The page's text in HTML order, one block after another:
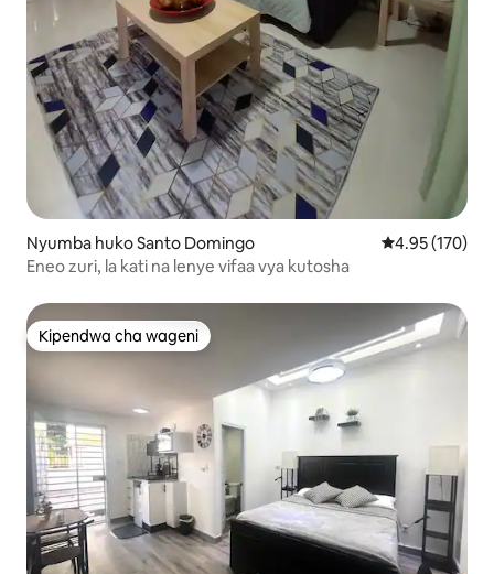
Nyumba huko Santo Domingo Ukadiriaji wa
4.95 (170)
Eneo zuri, la kati na lenye vifaa vya kutosha
Kipendwa cha wageni
Kipendwa cha wageni